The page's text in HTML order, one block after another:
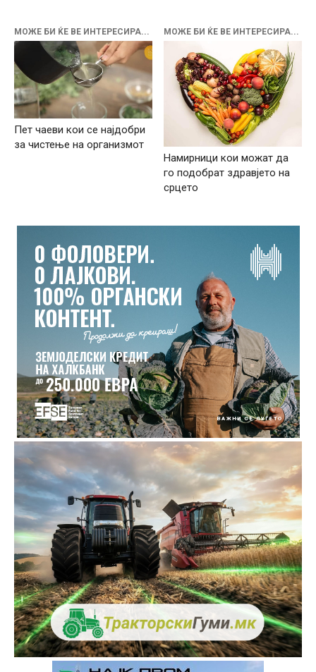
МОЖЕ БИ ЌЕ ВЕ ИНТЕРЕСИРА...
Пет чаеви кои се најдобри
за чистење на организмот
МОЖЕ БИ ЌЕ ВЕ ИНТЕРЕСИРА...
Намирници кои можат да
го подобрат здравјето на
срцето